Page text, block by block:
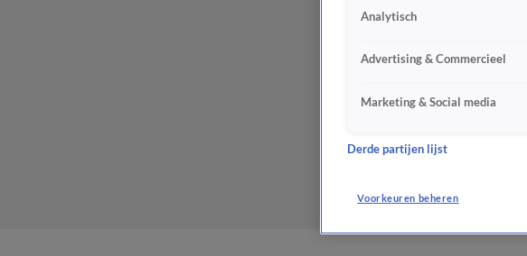
Analytisch
Advertising & Commercieel
Marketing & Social media
Derde partijen lijst
Voorkeuren beheren